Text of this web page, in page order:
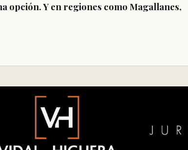
opción. Y en regiones como Magallanes,